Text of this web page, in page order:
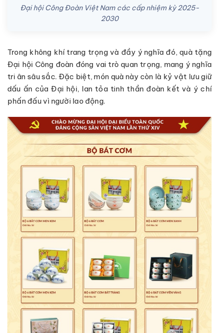
Đại hội Công Đoàn Việt Nam các cấp nhiệm kỳ 2025-
2030
Trong không khí trang trọng và đầy ý nghĩa đó, quà tặng
Đại hội Công đoàn đóng vai trò quan trọng, mang ý nghĩa
tri ân sâu sắc. Đặc biệt, món quà này còn là kỷ vật lưu giữ
dấu ấn của Đại hội, lan tỏa tinh thần đoàn kết và ý chí
phấn đấu vì người lao động.